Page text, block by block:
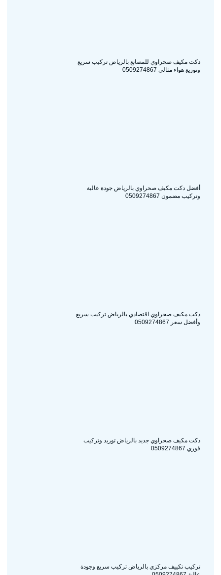
دكت مكيف صحراوي للمصانع بالرياض تركيب سريع
وتوزيع هواء مثالي 0509274867
أفضل دكت مكيف صحراوي بالرياض جودة عالية
وتركيب مضمون 0509274867
دكت مكيف صحراوي اقتصادي بالرياض تركيب سريع
وأفضل سعر 0509274867
دكت مكيف صحراوي جديد بالرياض توريد وتركيب
فوري 0509274867
تركيب تكييف مركزي بالرياض تركيب سريع وجودة